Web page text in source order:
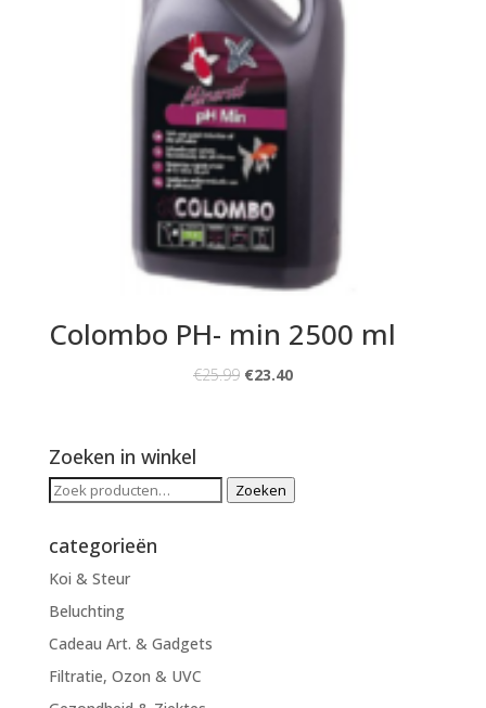
Colombo PH- min 2500 ml
€25.99 €23.40
Zoeken in winkel
Zoeken
Zoeken
categorieën
Koi & Steur
Beluchting
Cadeau Art. & Gadgets
Filtratie, Ozon & UVC